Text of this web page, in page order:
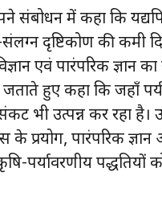
संबोधन में कहा कि
दृष्टिकोण की कमी
एवं पारंपरिक ज्ञान का
हुए कहा कि जहाँ
भी उत्पन्न कर रहा है।
प्रयोग, पारंपरिक
पर्यावरणीय पद्धतियों